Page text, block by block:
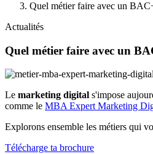
Quel métier faire avec un
Actualités
Quel métier faire avec un
Le marketing digital s'impose
comme le MBA Expert Marketing
Explorons ensemble les métiers qui
Télécharge ta brochure